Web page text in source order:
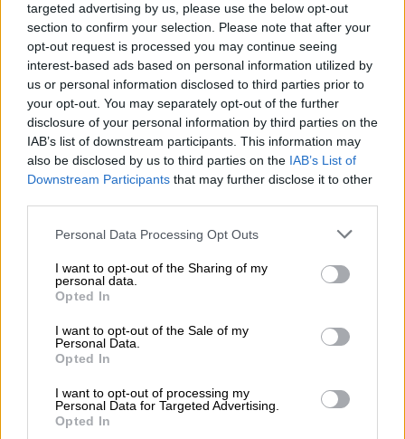
targeted advertising by us, please use the below opt-out
section to confirm your selection. Please note that after your
opt-out request is processed you may continue seeing
interest-based ads based on personal information utilized by
us or personal information disclosed to third parties prior to
your opt-out. You may separately opt-out of the further
disclosure of your personal information by third parties on the
IAB’s list of downstream participants. This information may
also be disclosed by us to third parties on the IAB’s List of
Downstream Participants that may further disclose it to other
Personal Data Processing Opt Outs
I want to opt-out of the Sharing of my
personal data.
Opted In
I want to opt-out of the Sale of my
Personal Data.
Opted In
I want to opt-out of processing my
Personal Data for Targeted Advertising.
Opted In
06.08.2026 - 22:39
10.000 φορές η διεθνής επιστημονική κοινότητα παρέπεμψε
στο έργο του – Ποιος είναι ο Έλληνας χειρουργός Χρήστος
Κοντοβουνήσιος
06.08.2026 - 14:55
Μιχάλης Τάτσης, Insurance & Healthcare Analyst, διευθυντής
Επιχειρηματικής Ανάπτυξης Ομίλου HHG
Διαμεσολαβητής στον πελάτη κλάδου υγείας;
06.08.2026 - 12:22
Kavita Patel - PhARMA Innovation Forum: Ένα στα πέντε
06.08.2026 - 11:37
Μείωση ασφαλιστικών εισφορών ύψους 240 εκατ. ευρώ
ζητούν οι έμποροι από την Κυβέρνηση
06.08.2026 - 10:45